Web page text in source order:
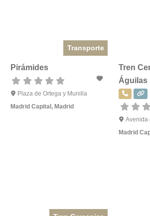
Transporte
Pirámides
Plaza de Ortega y Munilla
Madrid Capital , Madrid
Tren
Águilas
Avenida
Madrid